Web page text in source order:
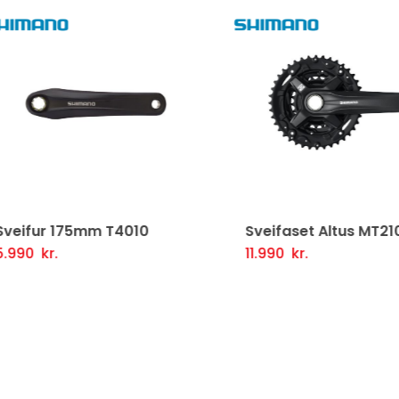
175mm T4010
kr.
Í Körfu
Sveifaset Altus MT210
11.990kr.
Setja Í Körfu